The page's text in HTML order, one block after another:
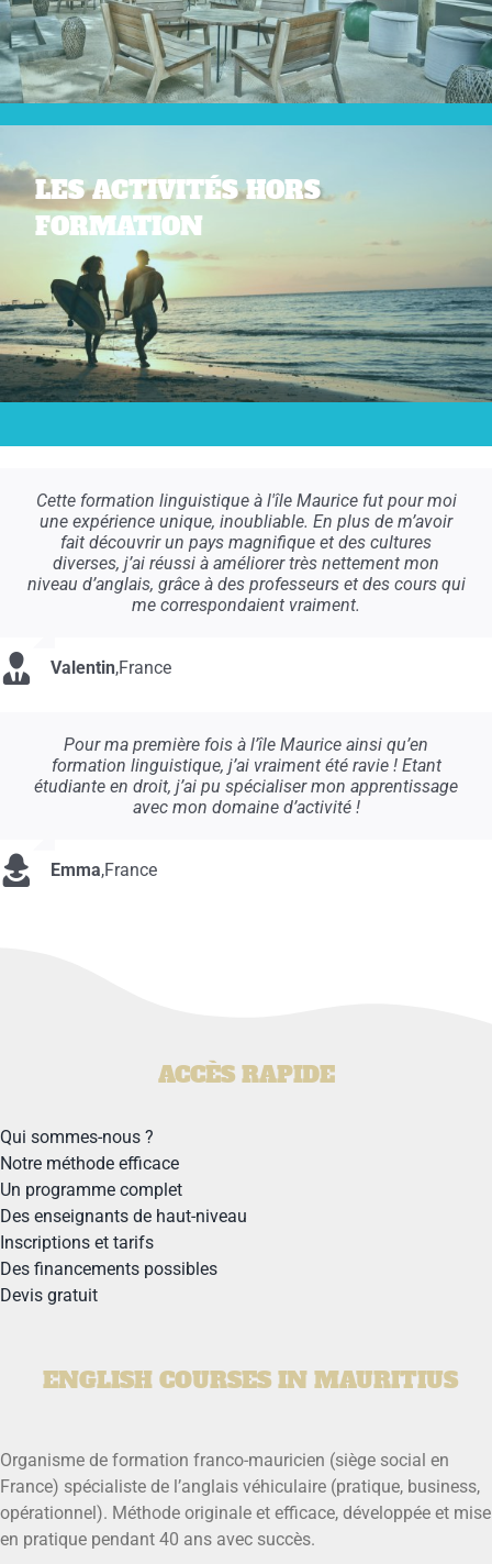
LES ACTIVITÉS HORS
FORMATION
Cette formation linguistique à l'île Maurice fut pour moi
une expérience unique, inoubliable. En plus de m’avoir
fait découvrir un pays magnifique et des cultures
diverses, j’ai réussi à améliorer très nettement mon
niveau d’anglais, grâce à des professeurs et des cours qui
me correspondaient vraiment.
Valentin,France
Pour ma première fois à l’île Maurice ainsi qu’en
formation linguistique, j’ai vraiment été ravie ! Etant
étudiante en droit, j’ai pu spécialiser mon apprentissage
avec mon domaine d’activité !
Emma,France
ACCÈS RAPIDE
Qui sommes-nous ?
Notre méthode efficace
Un programme complet
Des enseignants de haut-niveau
Inscriptions et tarifs
Des financements possibles
Devis gratuit
ENGLISH COURSES IN MAURITIUS
Organisme de formation franco-mauricien (siège social en
France) spécialiste de l’anglais véhiculaire (pratique, business,
opérationnel). Méthode originale et efficace, développée et mise
en pratique pendant 40 ans avec succès.